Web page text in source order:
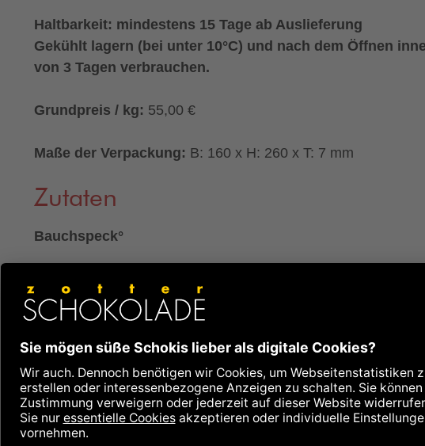
Haltbarkeit: mindestens 15 Tage ab Auslieferung
Gekühlt lagern (bei unter 10°C) und nach dem Öffnen
von 3 Tagen verbrauchen.
Grundpreis / kg: 55,00 €
Maße der Verpackung: B: 160 x H: 260 x T: 7 mm
Zutaten
Bauchspeck°
Knoblauch°, Rohrohrzucker°, Acerolafruchtpulver°
(Acerolafruchtbestandteile°, Maltodextrin°),
Kaliumnitrat, natürlicher Buchenholzrauch
°aus kontrolliert biologischer Landwirtschaft
Hinweis auf Allergene